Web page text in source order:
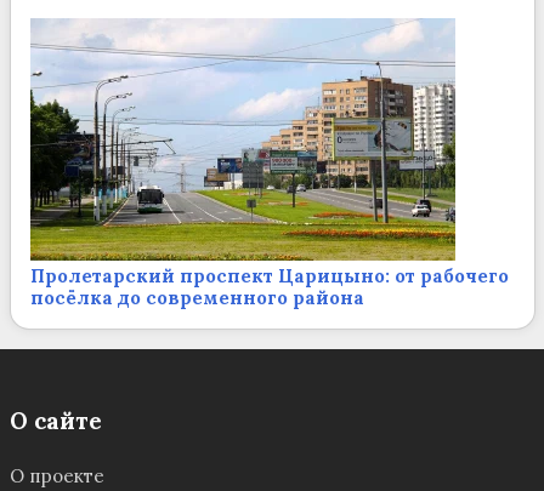
Пролетарский проспект Царицыно: от рабочего
посёлка до современного района
О сайте
О проекте